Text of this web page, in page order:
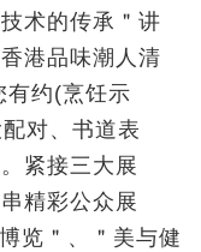
术的传承＂讲
港品味潮人清
有约(烹饪示
对、书道表
紧接三大展
精彩公众展
览＂、＂美与健